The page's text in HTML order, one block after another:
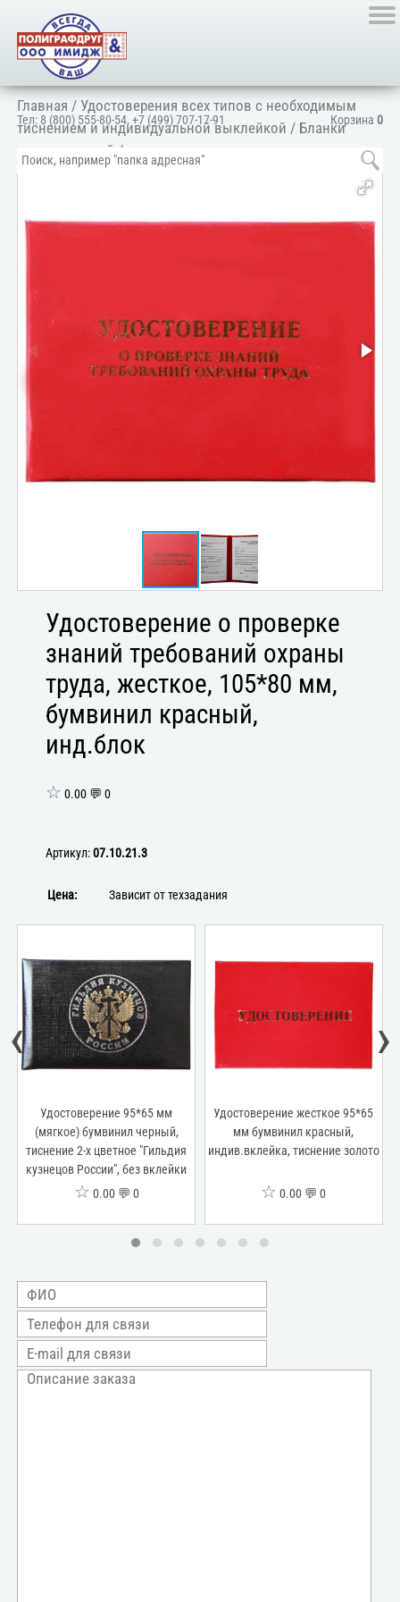
Корзина 0
Тел: 8 (800) 555-80-54,+7 (499) 707-17-91
Главная / Удостоверения всех типов с необходимым
тиснением и индивидуальной выклейкой / Бланки
удостоверений/
Удостоверение о проверке
знаний требований охраны
труда, жесткое, 105*80 мм,
бумвинил красный,
инд.блок
☆ 0.00 💬 0
Артикул:07.10.21.3
Цена: Зависит от техзадания
Удостоверение 95*65 мм
(мягкое) бумвинил черный,
тиснение 2-х цветное "Гильдия
кузнецов России", без вклейки
☆ 0.00 💬 0
Удостоверение жесткое 95*65
мм бумвинил красный,
индив.вклейка, тиснение золото
☆ 0.00 💬 0
‹ ›